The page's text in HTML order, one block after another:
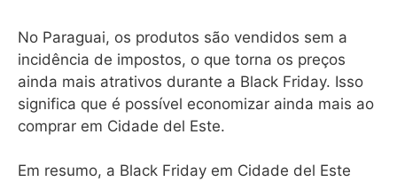
No Paraguai, os produtos são vendidos sem a
incidência de impostos, o que torna os preços
ainda mais atrativos durante a Black Friday. Isso
significa que é possível economizar ainda mais ao
comprar em Cidade del Este.
Em resumo, a Black Friday em Cidade del Este